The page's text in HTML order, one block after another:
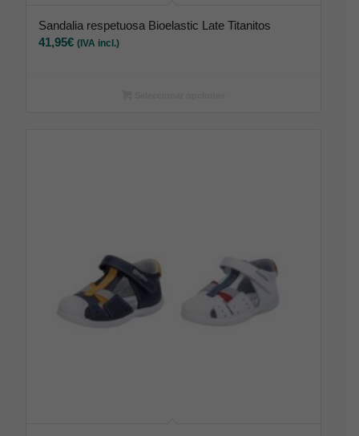
Sandalia respetuosa Bioelastic Late Titanitos
41,95€ (IVA incl.)